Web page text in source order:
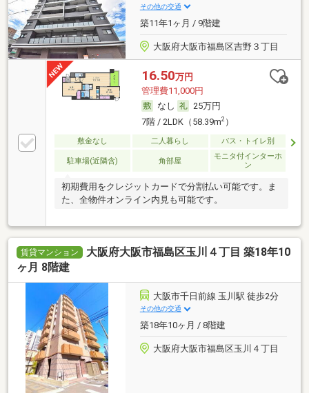
その他の交通
築11年1ヶ月 / 9階建
大阪府大阪市福島区吉野３丁目
16.50万円
管理費11,000円
なし
25万円
7階 / 2LDK（58.39m2）
敷金なし 二人暮らし バス・トイレ別
駐車場(近隣含) 角部屋
モニタ付インターホ
ン
初期費用をクレジットカードで分割払い可能です。ま
た、全物件オンライン内見も可能です。
賃貸マンション
大阪府大阪市福島区玉川４丁目 築18年10
ヶ月 8階建
大阪市千日前線 玉川駅 徒歩2分
その他の交通
築18年10ヶ月 / 8階建
大阪府大阪市福島区玉川４丁目